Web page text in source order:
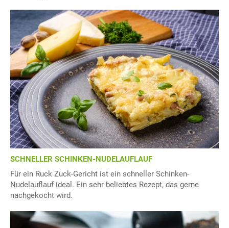
SCHNELLER SCHINKEN-NUDELAUFLAUF
Für ein Ruck Zuck-Gericht ist ein schneller Schinken-
Nudelauflauf ideal. Ein sehr beliebtes Rezept, das gerne
nachgekocht wird.